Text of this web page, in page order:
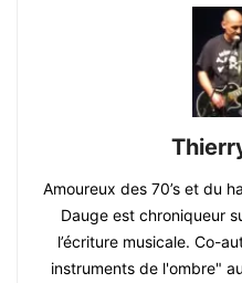
Amoureux des 70’s et du
Dauge est chroniqueur
l’écriture musicale. Co-
instruments de l'ombre"